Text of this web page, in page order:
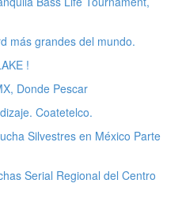
más grandes del mundo.
!
Donde Pescar
Coatetelco.
Silvestres en México Parte
Serial Regional del Centro